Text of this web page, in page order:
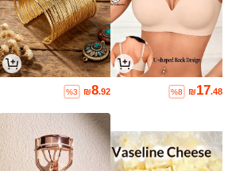
₪17.48
%8
₪8.92
%3